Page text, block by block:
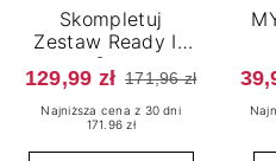
Skompletuj
Zestaw Ready In
One
129,99 zł 171,96 zł
Najniższa cena z 30 dni
171.96 zł